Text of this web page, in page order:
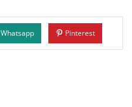
Whatsapp Pinterest